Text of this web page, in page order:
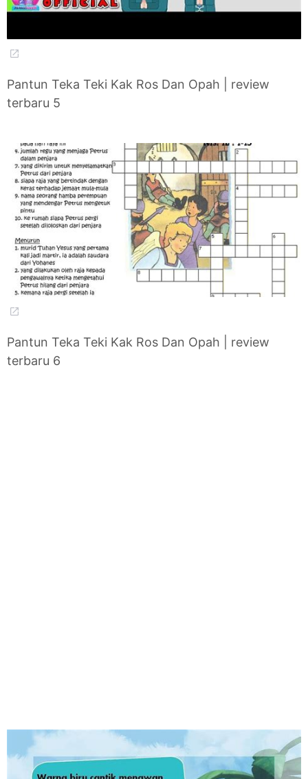
Pantun Teka Teki Kak Ros Dan Opah | review
terbaru 5
Pantun Teka Teki Kak Ros Dan Opah | review
terbaru 6